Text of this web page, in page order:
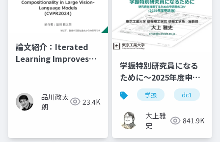
論文紹介：Iterated
Learning Improves
Language Models
(CVPR2024)
品川政太
朗
23.4K
学振特別研究員になる
ために～2025年度申請
版
学振 dc1
大上雅
史
841.9K